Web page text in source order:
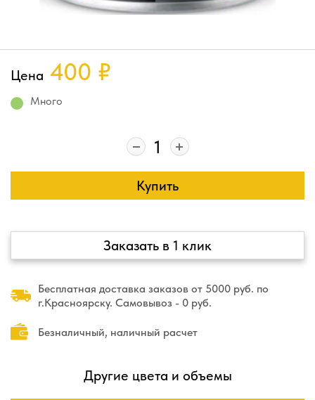
Цена 400 ₽
Много
Купить
Заказать в 1 клик
Бесплатная доставка заказов от 5000 руб. по
г.Красноярску. Самовывоз - 0 руб.
Безналичный, наличный расчет
Другие цвета и объемы